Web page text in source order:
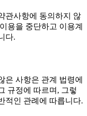
관사항에 동의하지 않
용을 중단하고 이용계
다.
은 사항은 관계 법령에
규정에 따르며, 그렇
적인 관례에 따릅니다.